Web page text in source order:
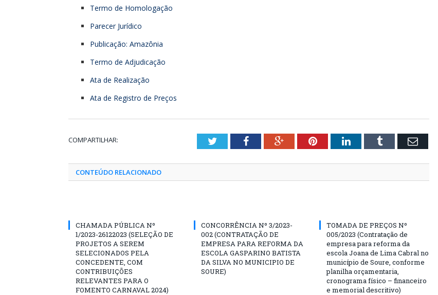
Termo de Homologação
Parecer Jurídico
Publicação: Amazônia
Termo de Adjudicação
Ata de Realização
Ata de Registro de Preços
COMPARTILHAR: TwitterFacebookGoogle+PinterestLinkedInTumblr Email
CONTEÚDO RELACIONADO
CHAMADA PÚBLICA Nº
1/2023-26122023 (SELEÇÃO DE
PROJETOS A SEREM
SELECIONADOS PELA
CONCEDENTE, COM
CONTRIBUIÇÕES
RELEVANTES PARA O
FOMENTO CARNAVAL 2024)
CONCORRÊNCIA Nº 3/2023-
002 (CONTRATAÇÃO DE
EMPRESA PARA REFORMA DA
ESCOLA GASPARINO BATISTA
DA SILVA NO MUNICIPIO DE
SOURE)
TOMADA DE PREÇOS Nº
005/2023 (Contratação de
empresa para reforma da
escola Joana de Lima Cabral no
município de Soure, conforme
planilha orçamentaria,
cronograma físico – financeiro
e memorial descritivo)